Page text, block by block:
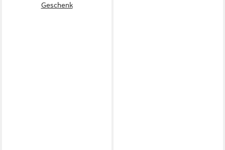
Geschenk